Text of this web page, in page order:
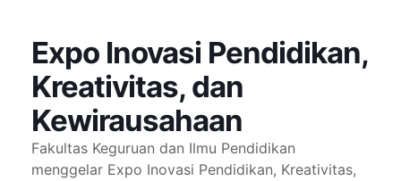
Expo Inovasi Pendidikan,
Kreativitas, dan
Kewirausahaan
Fakultas Keguruan dan Ilmu Pendidikan
menggelar Expo Inovasi Pendidikan, Kreativitas,